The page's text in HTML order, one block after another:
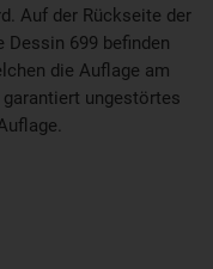
Auf der Rückseite der
Dessin 699 befinden
die Auflage am
ungestörtes